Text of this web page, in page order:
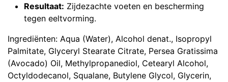
Resultaat: Zijdezachte voeten en bescherming
tegen eeltvorming.
Ingrediënten: Aqua (Water), Alcohol denat., Isopropyl
Palmitate, Glyceryl Stearate Citrate, Persea Gratissima
(Avocado) Oil, Methylpropanediol, Cetearyl Alcohol,
Octyldodecanol, Squalane, Butylene Glycol, Glycerin,